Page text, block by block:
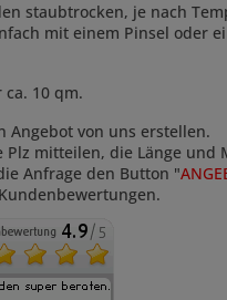
staubtrocken, je nach
mit einem Pinsel oder
10 qm.
Angebot von uns erstellen.
Plz mitteilen, die Länge
Anfrage den Button "